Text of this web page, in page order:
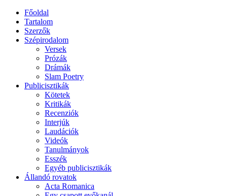
Főoldal
Tartalom
Szerzők
Szépirodalom
Versek
Prózák
Drámák
Slam Poetry
Publicisztikák
Kötetek
Kritikák
Recenziók
Interjúk
Laudációk
Videók
Tanulmányok
Esszék
Egyéb publicisztikák
Állandó rovatok
Acta Romanica